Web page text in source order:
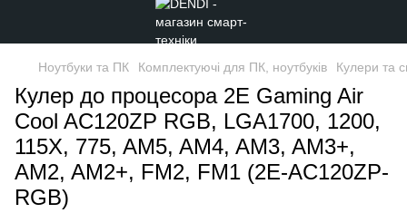
Ноутбуки та ПК Комплектуючі для ПК, ноутбуків Кулери та
Кулер до процесора 2E Gaming Air
Cool AC120ZP RGB, LGA1700, 1200,
115X, 775, AM5, AM4, AM3, AM3+,
AM2, AM2+, FM2, FM1 (2E-AC120ZP-
RGB)